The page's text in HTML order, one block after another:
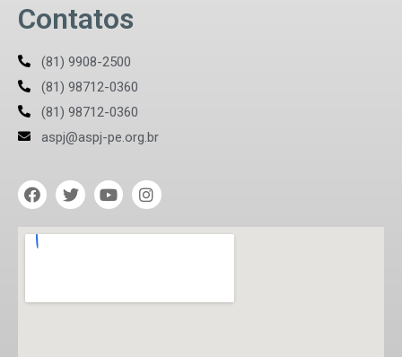
Contatos
(81) 9908-2500
(81) 98712-0360
(81) 98712-0360
aspj@aspj-pe.org.br